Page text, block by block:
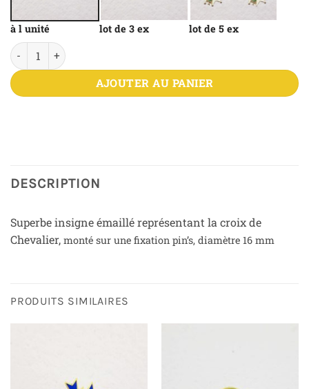
à l unité lot de 3 ex
lot de 5 ex
quantité de Insigne Chevalier Légion d'Honneur
AJOUTER AU PANIER
DESCRIPTION
Superbe insigne émaillé représentant la croix de
Chevalier, monté sur une fixation pin’s, diamètre 16 mm
PRODUITS SIMILAIRES